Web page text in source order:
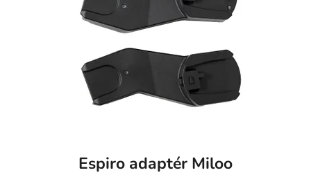
Espiro adaptér Miloo